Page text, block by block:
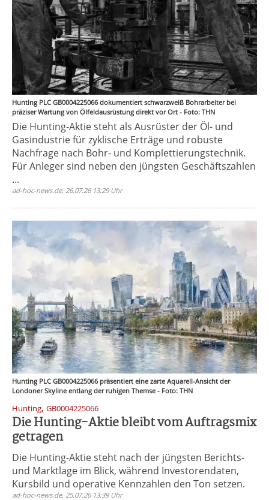
Hunting PLC GB0004225066 dokumentiert schwarzweiß Bohrarbeiter bei
präziser Wartung von Ölfeldausrüstung direkt vor Ort - Foto: THN
Die Hunting-Aktie steht als Ausrüster der Öl- und
Gasindustrie für zyklische Erträge und robuste
Nachfrage nach Bohr- und Komplettierungstechnik.
Für Anleger sind neben den jüngsten Geschäftszahlen
...
ad-hoc-news.de, 26.07.26 13:29 Uhr
Hunting PLC GB0004225066 präsentiert eine zarte Aquarell-Ansicht der
Londoner Skyline entlang der ruhigen Themse - Foto: THN
Hunting, GB0004225066
Die Hunting-Aktie bleibt vom Auftragsmix
getragen
Die Hunting-Aktie steht nach der jüngsten Berichts-
und Marktlage im Blick, während Investorendaten,
Kursbild und operative Kennzahlen den Ton setzen.
ad-hoc-news.de, 25.07.26 13:39 Uhr